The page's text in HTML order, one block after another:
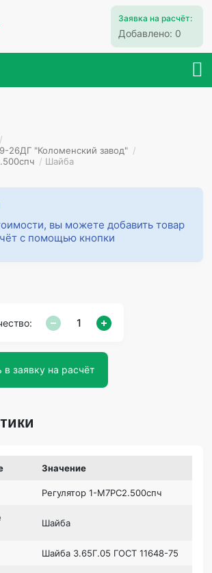
Заявка на расчёт:
Добавлено: 0
/
26ДГ "Коломенский завод" /
/ Шайба
вы можете добавить товар
с помощью кнопки
Добавить в заявку на расчёт
Значение
Регулятор 1-М7РС2.500спч
Шайба
Шайба 3.65Г.05 ГОСТ 11648-75